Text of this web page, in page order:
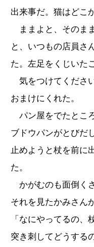
出来事だ。猫はどこ
ままよと、そのま
と、いつもの店員さ
た。左足をくじいた
気をつけてくださ
おまけにくれた。
パン屋をでたとこ
ブドウパンがとびだ
止めようと杖を前に
た。
かがむのも面倒く
それを見たかみさんが
「なにやってるの、
突き刺してどうするの